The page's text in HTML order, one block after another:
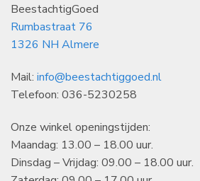
BeestachtigGoed
Rumbastraat 76
1326 NH Almere
Mail: info@beestachtiggoed.nl
Telefoon: 036-5230258
Onze winkel openingstijden:
Maandag: 13.00 – 18.00 uur.
Dinsdag – Vrijdag: 09.00 – 18.00 uur.